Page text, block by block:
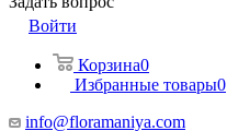
Войти
Корзина0
Избранные товары0
info@floramaniya.com